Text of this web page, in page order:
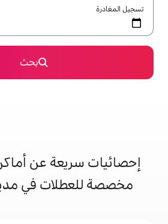
عن أماكن إقامة للإيجار
في مدينة لو لافاندو